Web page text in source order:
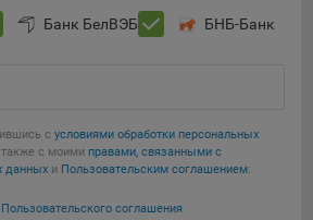
Analytics. Данные файлы cookie
о том, как пользователь
чаще всего, помогают
возникающие при использовании
этому у Общества есть возможность
Банк БелВЭБ БНБ-Банк
с условиями обработки персональных
также с моими правами, связанными с
данных и Пользовательским соглашением:
Пользовательского соглашения